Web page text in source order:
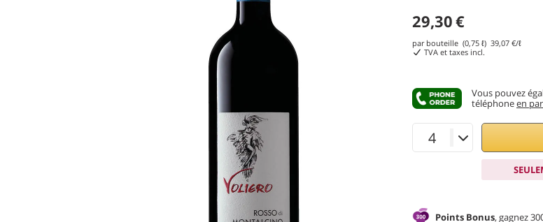
29,30€
par bouteille (0,75 ℓ) 39,07 €/ℓ
TVA et taxes incl.
Vous pouvez
téléphoneen
Points Bonus, gagnez